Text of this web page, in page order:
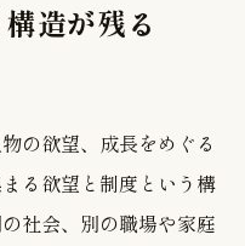
造が残る
の欲望、成長をめぐる
る欲望と制度という構
社会、別の職場や家庭